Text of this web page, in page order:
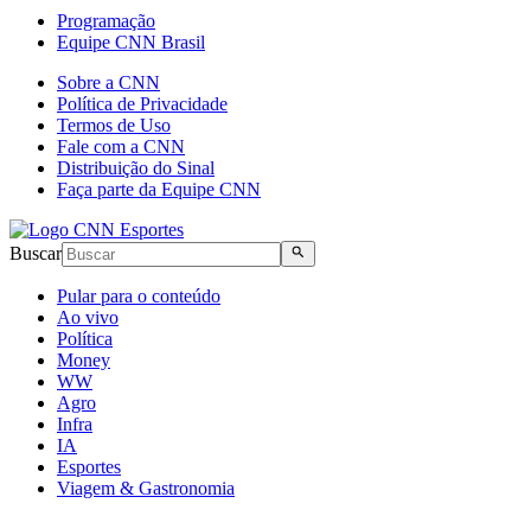
Programação
Equipe CNN Brasil
Sobre a CNN
Política de Privacidade
Termos de Uso
Fale com a CNN
Distribuição do Sinal
Faça parte da Equipe CNN
Buscar
Pular para o conteúdo
Ao vivo
Política
Money
WW
Agro
Infra
IA
Esportes
Viagem & Gastronomia